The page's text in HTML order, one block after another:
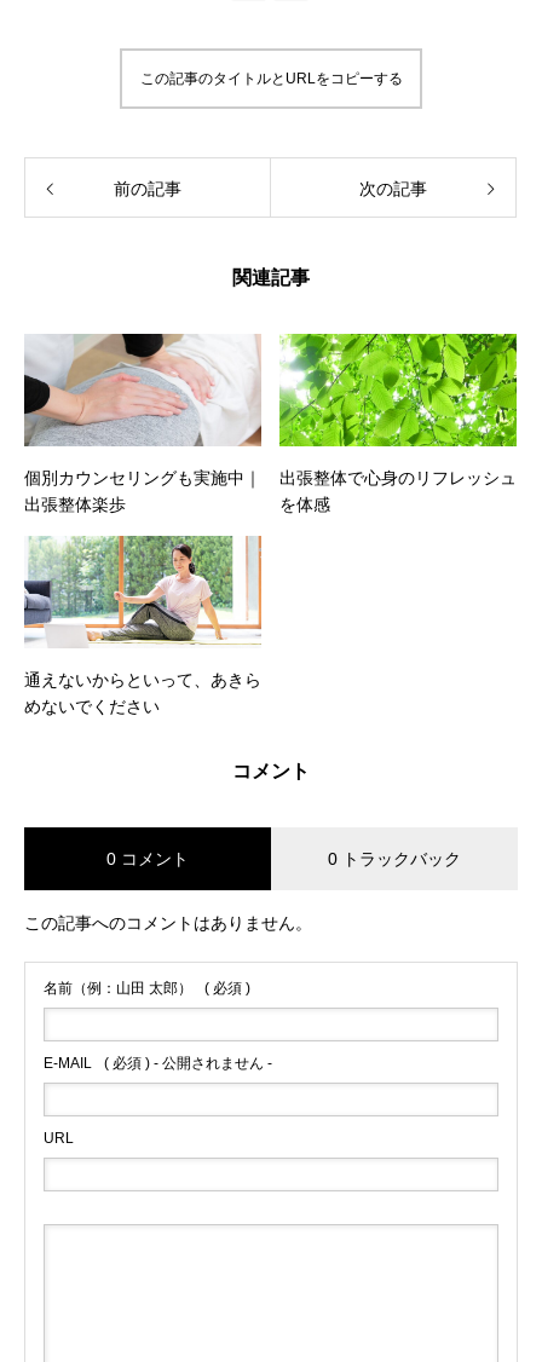
この記事のタイトルとURLをコピーする
前の記事 次の記事
関連記事
個別カウンセリングも実施中｜
出張整体楽歩
出張整体で心身のリフレッシュ
を体感
通えないからといって、あきら
めないでください
コメント
0 コメント 0 トラックバック
この記事へのコメントはありません。
名前（例：山田 太郎） ( 必須 )
E-MAIL ( 必須 ) - 公開されません -
URL